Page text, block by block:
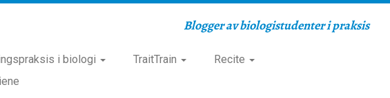
Blogger av biologistudenter i praksis
i biologi TraitTrain
Recite